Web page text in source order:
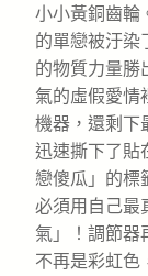
小小黃銅齒輪
的單戀被汙染
的物質力量勝
氣的虛假愛情
機器，還剩下
迅速撕下了貼
戀傻瓜」的標
必須用自己最
氣」！調節器
不再是彩虹色